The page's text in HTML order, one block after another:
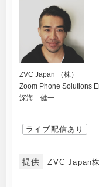
ZVC Japan （株）
Zoom Phone Solutions
深海 健一
ライブ配信あり
提供 ZVC Japan